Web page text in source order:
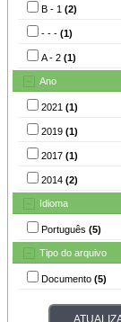
B - 1 (2)
- - - (1)
A - 2 (1)
Ano
2021 (1)
2019 (1)
2017 (1)
2014 (2)
Idioma
Português (5)
Tipo do arquivo
Documento (5)